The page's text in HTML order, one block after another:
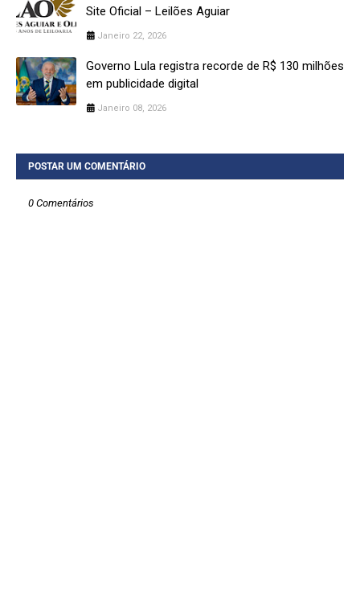
Site Oficial – Leilões Aguiar
Janeiro 22, 2026
Governo Lula registra recorde de R$ 130 milhões
em publicidade digital
Janeiro 08, 2026
POSTAR UM COMENTÁRIO
0 Comentários